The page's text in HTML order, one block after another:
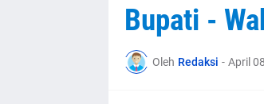
Bupati -
Oleh Redaksi - April